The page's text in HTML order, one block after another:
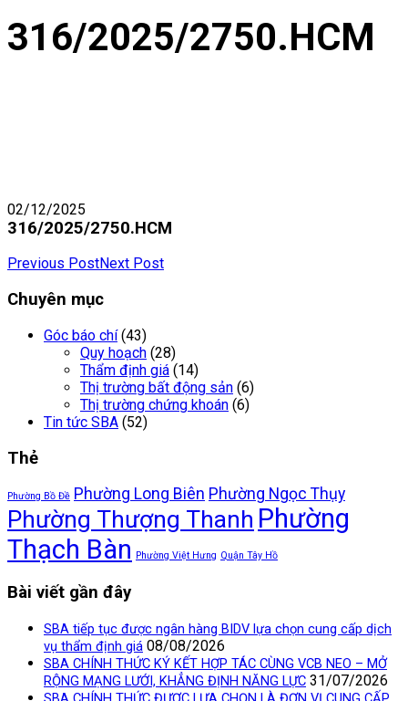
316/2025/2750.HCM
02/12/2025
316/2025/2750.HCM
Previous PostNext Post
Chuyên mục
Góc báo chí (43)
Quy hoạch (28)
Thẩm định giá (14)
Thị trường bất động sản (6)
Thị trường chứng khoán (6)
Tin tức SBA (52)
Thẻ
Phường Bồ Đề Phường Long Biên Phường Ngọc Thụy
Phường Thượng Thanh Phường
Thạch Bàn
Phường Việt Hưng Quận Tây Hồ
Bài viết gần đây
SBA tiếp tục được ngân hàng BIDV lựa chọn cung cấp dịch
vụ thẩm định giá 08/08/2026
SBA CHÍNH THỨC KÝ KẾT HỢP TÁC CÙNG VCB NEO – MỞ
RỘNG MẠNG LƯỚI, KHẲNG ĐỊNH NĂNG LỰC 31/07/2026